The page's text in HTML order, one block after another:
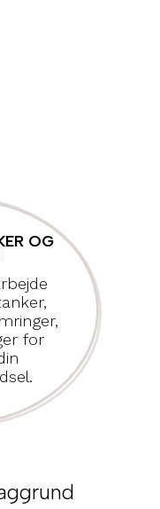
OG
for